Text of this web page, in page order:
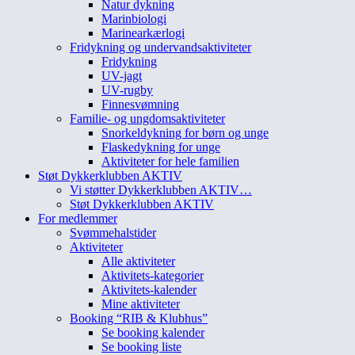
Natur dykning
Marinbiologi
Marinearkærlogi
Fridykning og undervandsaktiviteter
Fridykning
UV-jagt
UV-rugby
Finnesvømning
Familie- og ungdomsaktiviteter
Snorkeldykning for børn og unge
Flaskedykning for unge
Aktiviteter for hele familien
Støt Dykkerklubben AKTIV
Vi støtter Dykkerklubben AKTIV…
Støt Dykkerklubben AKTIV
For medlemmer
Svømmehalstider
Aktiviteter
Alle aktiviteter
Aktivitets-kategorier
Aktivitets-kalender
Mine aktiviteter
Booking “RIB & Klubhus”
Se booking kalender
Se booking liste